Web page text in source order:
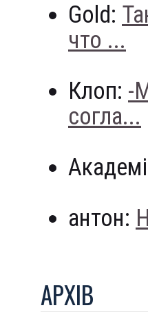
Gold:
что ...
Клоп: -
согла...
антон:
АРХIВ